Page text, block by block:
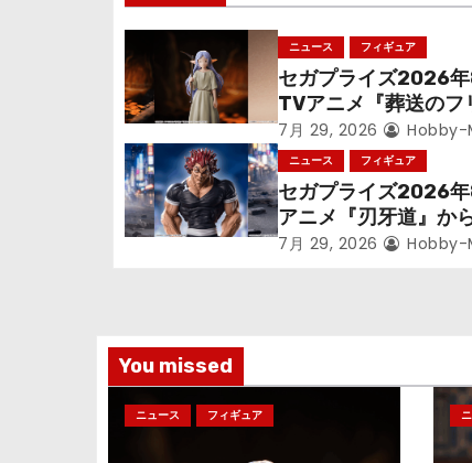
ビ
ゲ
ー
シ
ョ
ニュース フィギュア
セガプライズ2026年
TVアニメ『葬送のフ
ン』鉱山で300年働
っっちゃった「フリ
立体化！
7月 29, 2026 Hobby-
ニュース フィギュア
セガプライズ2026年
アニメ『刃牙道』か
次郎」が登場ッッ!!
7月 29, 2026 Hobby-
You missed
ニュース フィギュア